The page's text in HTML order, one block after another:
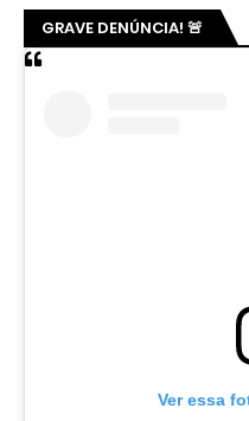
GRAVE DENÚNCIA! 🚨
Ver essa